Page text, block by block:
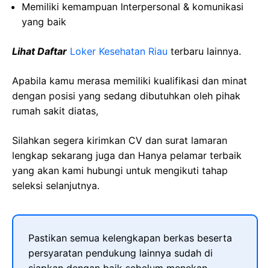
Memiliki kemampuan Interpersonal & komunikasi
yang baik
Lihat Daftar Loker Kesehatan Riau terbaru lainnya.
Apabila kamu merasa memiliki kualifikasi dan minat
dengan posisi yang sedang dibutuhkan oleh pihak
rumah sakit diatas,
Silahkan segera kirimkan CV dan surat lamaran
lengkap sekarang juga dan Hanya pelamar terbaik
yang akan kami hubungi untuk mengikuti tahap
seleksi selanjutnya.
Pastikan semua kelengkapan berkas beserta
persyaratan pendukung lainnya sudah di